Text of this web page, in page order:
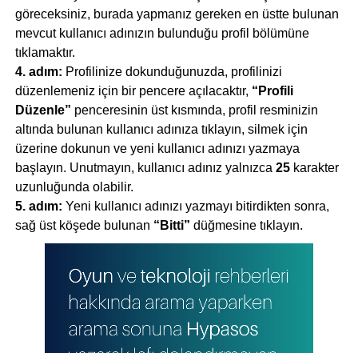
göreceksiniz, burada yapmanız gereken en üstte bulunan
mevcut kullanıcı adınızın bulunduğu profil bölümüne
tıklamaktır.
4. adım: Profilinize dokunduğunuzda, profilinizi
düzenlemeniz için bir pencere açılacaktır, “Profili
Düzenle” penceresinin üst kısmında, profil resminizin
altında bulunan kullanıcı adınıza tıklayın, silmek için
üzerine dokunun ve yeni kullanıcı adınızı yazmaya
başlayın. Unutmayın, kullanıcı adınız yalnızca 25karakter
uzunluğunda olabilir.
5. adım: Yeni kullanıcı adınızı yazmayı bitirdikten sonra,
sağ üst köşede bulunan “Bitti” düğmesine tıklayın.